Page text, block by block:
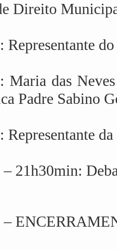
Direito
Representante
Maria das
Padre Sabino
Representante
21h30min:
–